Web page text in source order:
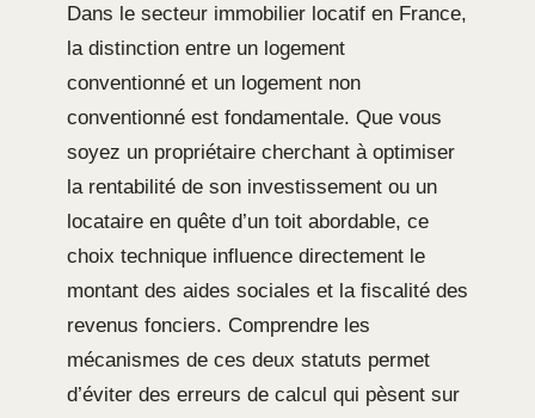
Dans le secteur immobilier locatif en France,
la distinction entre un logement
conventionné et un logement non
conventionné est fondamentale. Que vous
soyez un propriétaire cherchant à optimiser
la rentabilité de son investissement ou un
locataire en quête d’un toit abordable, ce
choix technique influence directement le
montant des aides sociales et la fiscalité des
revenus fonciers. Comprendre les
mécanismes de ces deux statuts permet
d’éviter des erreurs de calcul qui pèsent sur